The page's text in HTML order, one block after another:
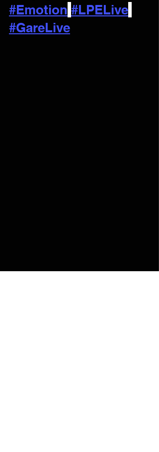
#Emotion #LPELive
#GareLive